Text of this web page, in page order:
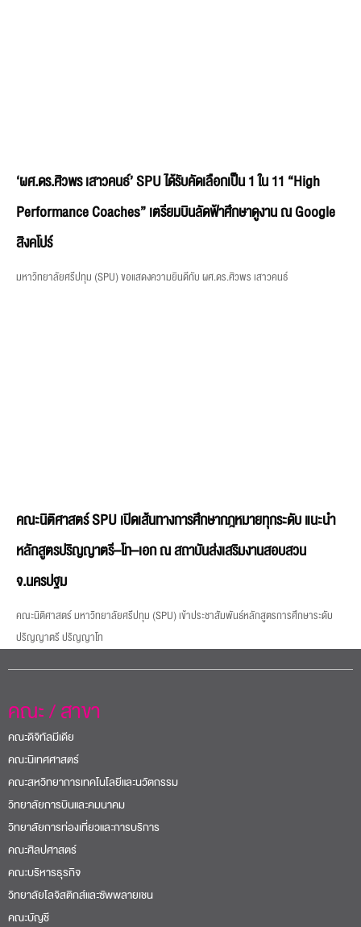
‘ผศ.ดร.ศิวพร เสาวคนธ์’ SPU ได้รับคัดเลือกเป็น 1 ใน 11 “High
Performance Coaches” เตรียมบินลัดฟ้าศึกษาดูงาน ณ Google
สิงคโปร์
มหาวิทยาลัยศรีปทุม (SPU) ขอแสดงความยินดีกับ ผศ.ดร.ศิวพร เสาวคนธ์
คณะนิติศาสตร์ SPU เปิดเส้นทางการศึกษากฎหมายทุกระดับ แนะนำ
หลักสูตรปริญญาตรี–โท–เอก ณ สถาบันส่งเสริมงานสอบสวน
จ.นครปฐม
คณะนิติศาสตร์ มหาวิทยาลัยศรีปทุม (SPU) เข้าประชาสัมพันธ์หลักสูตรการศึกษาระดับ
ปริญญาตรี ปริญญาโท
คณะ / สาขา
คณะดิจิทัลมีเดีย
คณะนิเทศศาสตร์
คณะสหวิทยาการเทคโนโลยีและนวัตกรรม
วิทยาลัยการบินและคมนาคม
วิทยาลัยการท่องเที่ยวและการบริการ
คณะศิลปศาสตร์
คณะบริหารธุรกิจ
วิทยาลัยโลจิสติกส์และซัพพลายเชน
คณะบัญชี